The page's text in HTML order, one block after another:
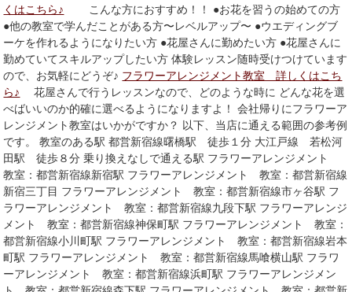
くはこちら♪ こんな方におすすめ！！ ●お花を習うの始めての方
●他の教室で学んだことがある方〜レベルアップ〜 ●ウエディングブ
ーケを作れるようになりたい方 ●花屋さんに勤めたい方 ●花屋さんに
勤めていてスキルアップしたい方 体験レッスン随時受けつけています
ので、お気軽にどうぞ♪ フラワーアレンジメント教室 詳しくはこち
ら♪ 花屋さんで行うレッスンなので、どのような時に どんな花を選
べばいいのか的確に選べるようになりますよ！ 会社帰りにフラワーア
レンジメント教室はいかがですか？ 以下、当店に通える範囲の参考例
です。 教室のある駅 都営新宿線曙橋駅 徒歩１分 大江戸線 若松河
田駅 徒歩８分 乗り換えなしで通える駅 フラワーアレンジメント
教室：都営新宿線新宿駅 フラワーアレンジメント 教室：都営新宿線
新宿三丁目 フラワーアレンジメント 教室：都営新宿線市ヶ谷駅 フ
ラワーアレンジメント 教室：都営新宿線九段下駅 フラワーアレンジ
メント 教室：都営新宿線神保町駅 フラワーアレンジメント 教室：
都営新宿線小川町駅 フラワーアレンジメント 教室：都営新宿線岩本
町駅 フラワーアレンジメント 教室：都営新宿線馬喰横山駅 フラワ
ーアレンジメント 教室：都営新宿線浜町駅 フラワーアレンジメン